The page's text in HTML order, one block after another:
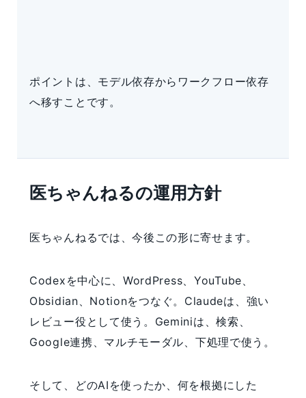
ポイントは、モデル依存からワークフロー依存
へ移すことです。
医ちゃんねるの運用方針
医ちゃんねるでは、今後この形に寄せます。
Codexを中心に、WordPress、YouTube、
Obsidian、Notionをつなぐ。Claudeは、強い
レビュー役として使う。Geminiは、検索、
Google連携、マルチモーダル、下処理で使う。
そして、どのAIを使ったか、何を根拠にした